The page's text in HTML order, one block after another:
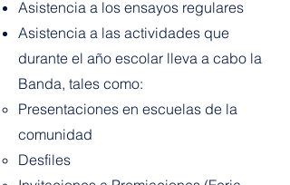
Asistencia a los ensayos regulares
Asistencia a las actividades que
durante el año escolar lleva a cabo la
Banda, tales como:
Presentaciones en escuelas de la
comunidad
Desfiles